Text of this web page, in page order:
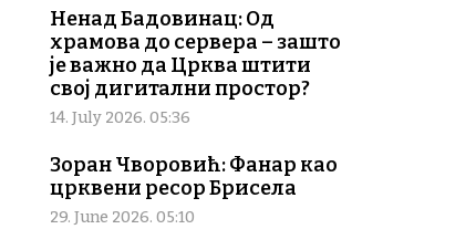
Ненад Бадовинац: Од
храмова до сервера – зашто
је важно да Црква штити
свој дигитални простор?
14. July 2026. 05:36
Зоран Чворовић: Фанар као
црквени ресор Брисела
29. June 2026. 05:10